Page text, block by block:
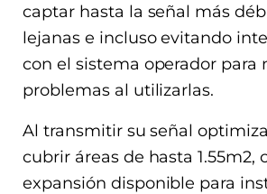
captar hasta la señal más
lejanas e incluso evitando
con el sistema operador para
problemas al utilizarlas.
Al transmitir su señal
cubrir áreas de hasta 1.55m2,
expansión disponible para